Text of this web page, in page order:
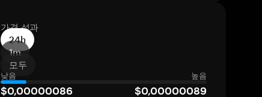
가격 성과
24h
1m
모두
낮음 높음
$0,00000086 $0,00000089